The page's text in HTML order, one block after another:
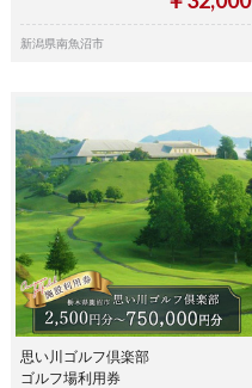
新潟県南魚沼市
思い川ゴルフ倶楽部
ゴルフ場利用券